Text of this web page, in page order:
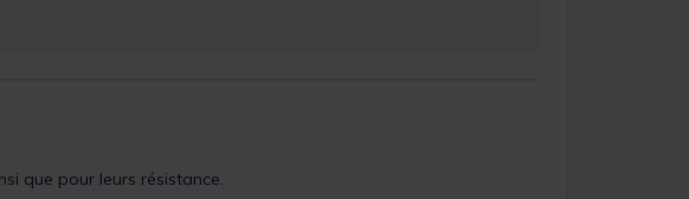
que pour leurs résistance.